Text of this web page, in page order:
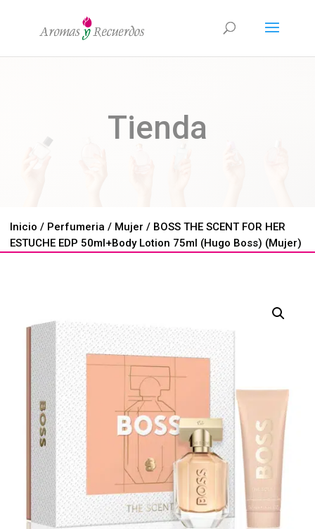
Tienda
Inicio / Perfumeria / Mujer / BOSS THE SCENT FOR HER
ESTUCHE EDP 50ml+Body Lotion 75ml (Hugo Boss) (Mujer)